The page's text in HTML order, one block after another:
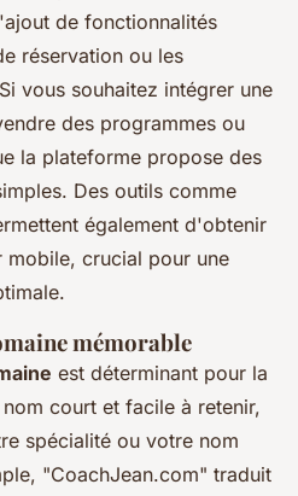
de fonctionnalités
réservation ou les
vous souhaitez intégrer une
des programmes ou
la plateforme propose des
Des outils comme
également d'obtenir
mobile, crucial pour une
mémorable
est déterminant pour la
court et facile à retenir,
spécialité ou votre nom
"CoachJean.com" traduit